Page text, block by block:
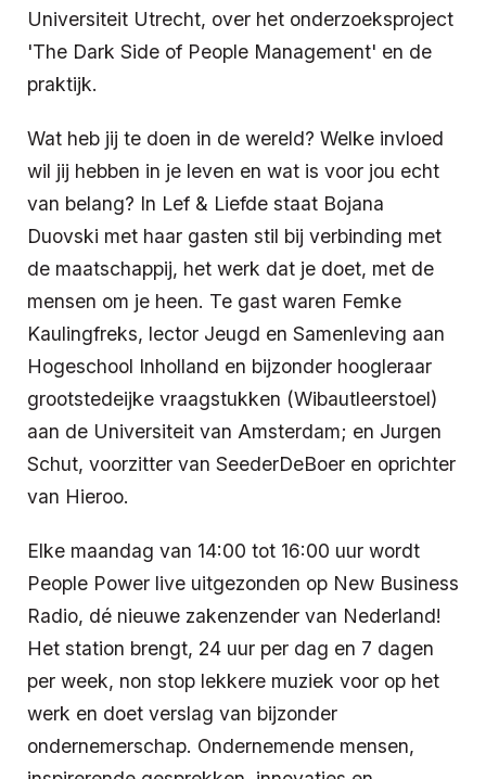
Universiteit Utrecht, over het onderzoeksproject
'The Dark Side of People Management' en de
praktijk.
Wat heb jij te doen in de wereld? Welke invloed
wil jij hebben in je leven en wat is voor jou echt
van belang? In Lef & Liefde staat Bojana
Duovski met haar gasten stil bij verbinding met
de maatschappij, het werk dat je doet, met de
mensen om je heen. Te gast waren Femke
Kaulingfreks, lector Jeugd en Samenleving aan
Hogeschool Inholland en bijzonder hoogleraar
grootstedeijke vraagstukken (Wibautleerstoel)
aan de Universiteit van Amsterdam; en Jurgen
Schut, voorzitter van SeederDeBoer en oprichter
van Hieroo.
Elke maandag van 14:00 tot 16:00 uur wordt
People Power live uitgezonden op New Business
Radio, dé nieuwe zakenzender van Nederland!
Het station brengt, 24 uur per dag en 7 dagen
per week, non stop lekkere muziek voor op het
werk en doet verslag van bijzonder
ondernemerschap. Ondernemende mensen,